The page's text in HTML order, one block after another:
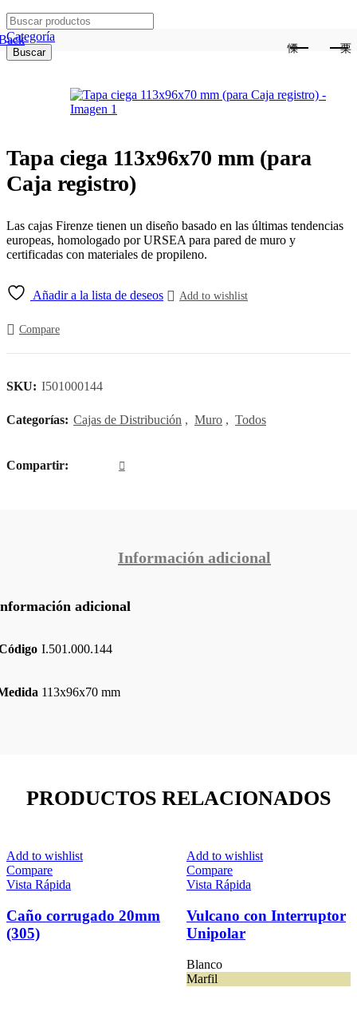
Search
for:
Categoría
Buscar
Tapa ciega 113x96x70 mm (para
Caja registro)
Las cajas Firenze tienen un diseño basado en las últimas tendencias
europeas, homologado por URSEA para pared de muro y
certificadas con materiales de propileno.
Añadir a la lista de deseos Add to wishlist
Compare
SKU: I501000144
Categorías: Cajas de Distribución , Muro , Todos
Compartir
Información adicional
adicional
I.501.000.144
113x96x70 mm
PRODUCTOS RELACIONADOS
Add to wishlist
Compare
Vista Rápida
Caño corrugado 20mm
(305)
Add to wishlist
Compare
Vista Rápida
Vulcano con Interruptor
Unipolar
Blanco
Marfil